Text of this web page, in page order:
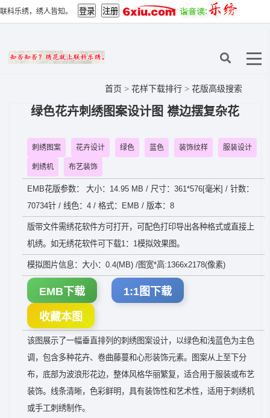
联科乐绣，绣人皆知。
首页 > 花样下载排行 > 花版高级搜索
绿色花卉刺绣图案设计图 襟边摆复杂花
刺绣图案 花卉设计 绿色 蓝色 装饰纹样 服装设计
刺绣机 布艺装饰
EMB花版参数： 大小：14.95 MB / 尺寸：361*576[毫米] / 针数：
70734针 / 线色：4 / 格式：EMB / 版本：8
版带文件需绣花软件方可打开，可配色打印导出各种格式或直接上
机绣。如无绣花软件可下载1：1模拟效果图。
模拟图片信息：大小：0.4(MB) /图宽*高:1366x2178(像素)
EMB下载 1:1图下载
收藏本图
该图展示了一幅垂直排列的刺绣图案设计，以绿色和浅蓝色为主色
调，包含多种花卉、卷曲藤蔓和心形装饰元素。图案从上至下分
布，底部为波浪形花边，整体风格华丽繁复，适合用于服装或布艺
装饰。线条清晰，色彩鲜明，具有装饰性和艺术性，适用于刺绣机
或手工刺绣制作。